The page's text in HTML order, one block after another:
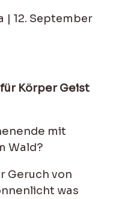
| 12. September
Körper Geist
mit
Wald?
Geruch von
was